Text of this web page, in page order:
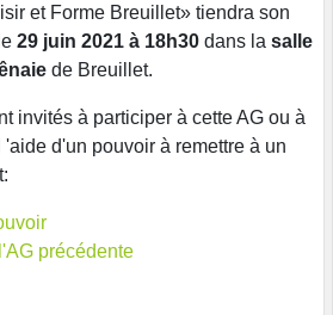
et Forme Breuillet» tiendra son
29 juin 2021 à 18h30 dans la salle
de Breuillet.
invités à participer à cette AG ou à
d'un pouvoir à remettre à un
précédente